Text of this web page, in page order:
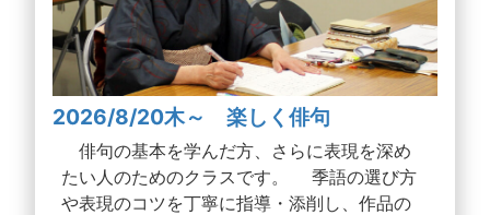
2026/8/20木～ 楽しく俳句
俳句の基本を学んだ方、さらに表現を深め
たい人のためのクラスです。 季語の選び方
や表現のコツを丁寧に指導・添削し、作品の